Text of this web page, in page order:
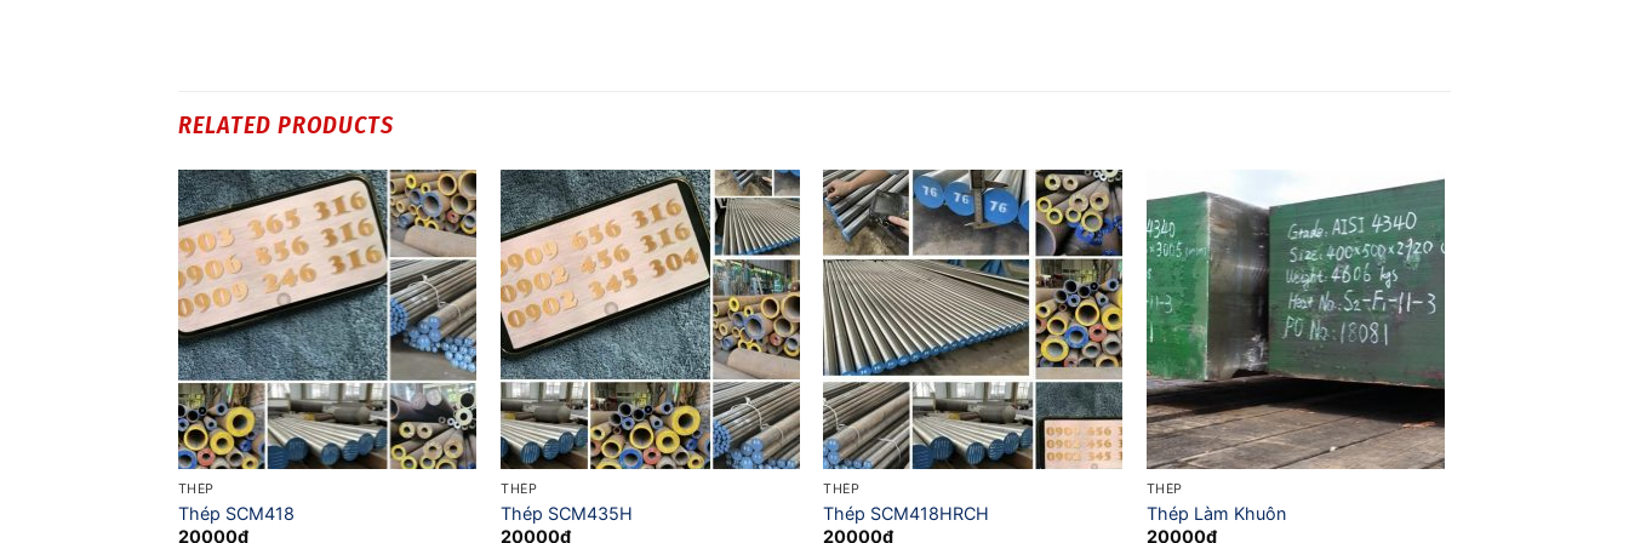
RELATED PRODUCTS
THÉP
Thép SCM418
20000₫
THÉP
Thép SCM435H
20000₫
THÉP
Thép SCM418HRCH
20000₫
THÉP
Thép Làm Khuôn
20000₫